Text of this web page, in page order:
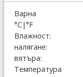
Варна
°C|°F
Влажност:
налягане:
вятъра:
Температура